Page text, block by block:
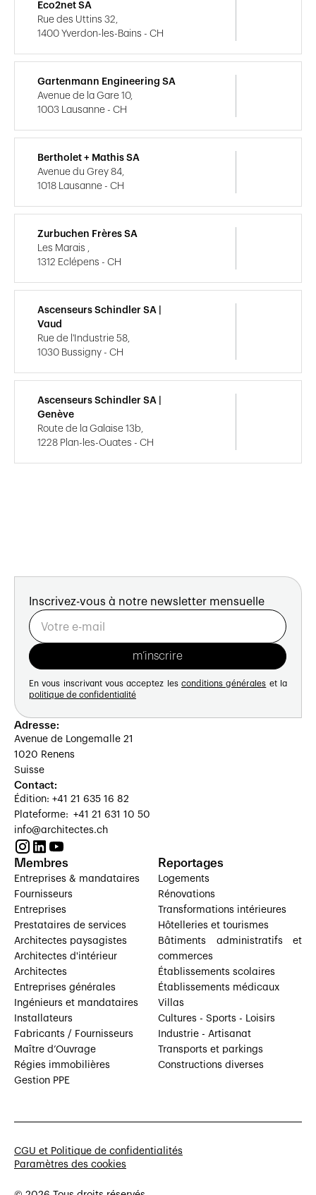
Eco2net SA
Rue des Uttins 32,
1400 Yverdon-les-Bains - CH
Gartenmann Engineering SA
Avenue de la Gare 10,
1003 Lausanne - CH
Bertholet + Mathis SA
Avenue du Grey 84,
1018 Lausanne - CH
Zurbuchen Frères SA
Les Marais ,
1312 Eclépens - CH
Ascenseurs Schindler SA |
Vaud
Rue de l'Industrie 58,
1030 Bussigny - CH
Ascenseurs Schindler SA |
Genève
Route de la Galaise 13b,
1228 Plan-les-Ouates - CH
Inscrivez-vous à notre newsletter mensuelle
En vous inscrivant vous acceptez les conditions générales et la
politique de confidentialité
Adresse:
Avenue de Longemalle 21
1020 Renens
Suisse
Contact:
Édition: +41 21 635 16 82
Plateforme: +41 21 631 10 50
info@architectes.ch
Membres
Entreprises & mandataires
Fournisseurs
Entreprises
Prestataires de services
Architectes paysagistes
Architectes d'intérieur
Architectes
Entreprises générales
Ingénieurs et mandataires
Installateurs
Fabricants / Fournisseurs
Maître d’Ouvrage
Régies immobilières
Gestion PPE
Reportages
Logements
Rénovations
Transformations intérieures
Hôtelleries et tourismes
Bâtiments administratifs et
commerces
Établissements scolaires
Établissements médicaux
Villas
Cultures - Sports - Loisirs
Industrie - Artisanat
Transports et parkings
Constructions diverses
CGU et Politique de confidentialités
Paramètres des cookies